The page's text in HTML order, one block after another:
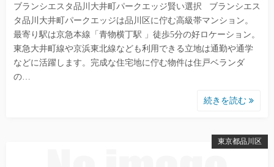
ブランシエスタ品川大井町パークエッジ賢い選択 ブランシエス
タ品川大井町パークエッジは品川区に佇む高級帯マンション。
最寄り駅は京急本線「青物横丁駅 」徒歩5分の好ロケーション。
東急大井町線や京浜東北線なども利用できる立地は通勤や通学
などに活躍します。完成な住宅地に佇む物件は住戸ベランダ
の…
続きを読む
東京都品川区